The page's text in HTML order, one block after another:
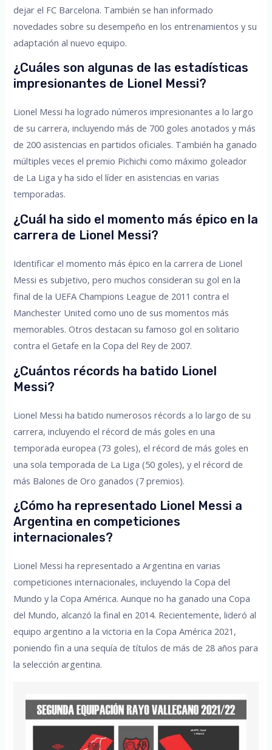
dejar el FC Barcelona. También se han informado
novedades sobre su desempeño en los entrenamientos y su
adaptación al nuevo equipo.
¿Cuáles son algunas de las estadísticas
impresionantes de Lionel Messi?
Lionel Messi ha logrado números impresionantes a lo largo
de su carrera, incluyendo más de 700 goles anotados y más
de 200 asistencias en partidos oficiales. También ha ganado
múltiples veces el premio Pichichi como máximo goleador
de La Liga y ha sido el líder en asistencias en varias
temporadas.
¿Cuál ha sido el momento más épico en la
carrera de Lionel Messi?
Identificar el momento más épico en la carrera de Lionel
Messi es subjetivo, pero muchos consideran su gol en la
final de la UEFA Champions League de 2011 contra el
Manchester United como uno de sus momentos más
memorables. Otros destacan su famoso gol en solitario
contra el Getafe en la Copa del Rey de 2007.
¿Cuántos récords ha batido Lionel
Messi?
Lionel Messi ha batido numerosos récords a lo largo de su
carrera, incluyendo el récord de más goles en una
temporada europea (73 goles), el récord de más goles en
una sola temporada de La Liga (50 goles), y el récord de
más Balones de Oro ganados (7 premios).
¿Cómo ha representado Lionel Messi a
Argentina en competiciones
internacionales?
Lionel Messi ha representado a Argentina en varias
competiciones internacionales, incluyendo la Copa del
Mundo y la Copa América. Aunque no ha ganado una Copa
del Mundo, alcanzó la final en 2014. Recientemente, lideró al
equipo argentino a la victoria en la Copa América 2021,
poniendo fin a una sequía de títulos de más de 28 años para
la selección argentina.